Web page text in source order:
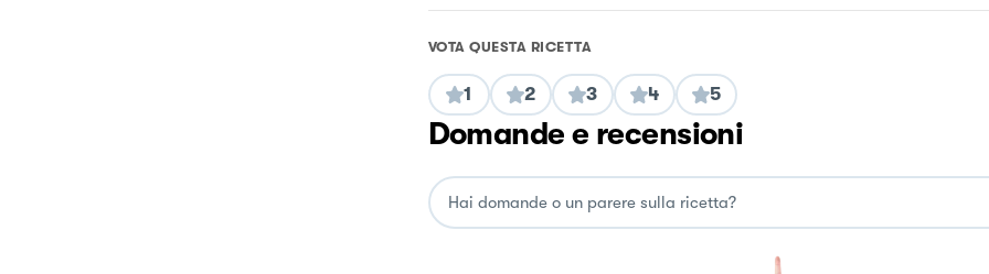
VOTA QUESTA RICETTA
1 2 3 4 5
Domande e recensioni